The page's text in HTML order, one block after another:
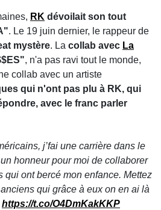
RK dévoilait son tout
. Le 19 juin dernier, le rappeur de
mystère. La collab avec La
, n'a pas ravi tout le monde,
collab avec un artiste
qui n'ont pas plu à RK, qui
avec le franc parler
j’fai une carrière dans le
honneur pour moi de collaborer
qui ont bercé mon enfance. Mettez
qui grâce à eux on en ai là
https://t.co/O4DmKakKKP